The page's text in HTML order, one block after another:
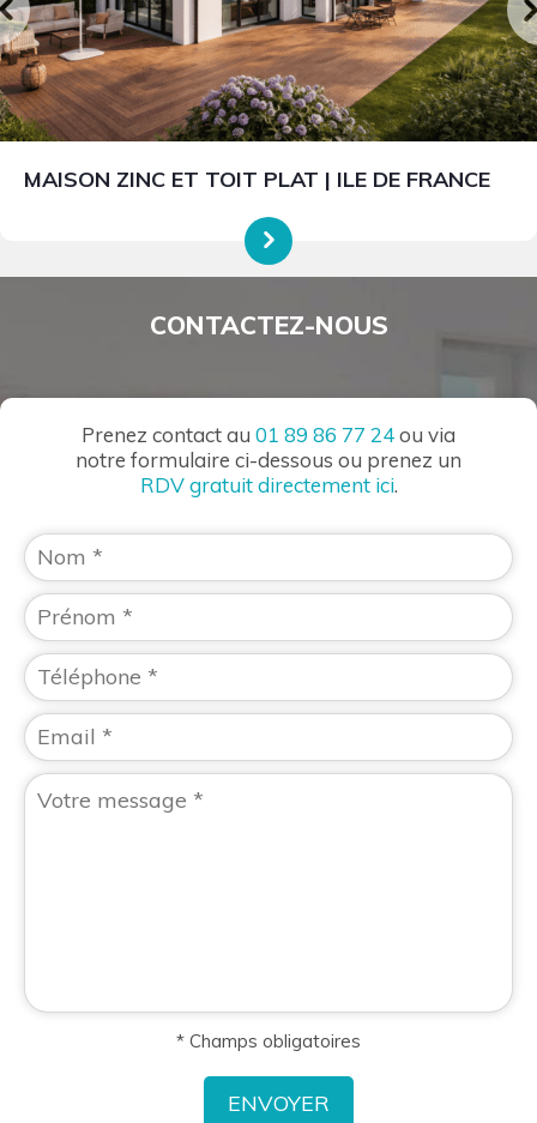
MAISON ZINC ET TOIT PLAT | ILE DE FRANCE
CONTACTEZ-NOUS
Prenez contact au 01 89 86 77 24ou via
notre formulaire ci-dessous ou prenez un
RDV gratuit directement ici.
* Champs obligatoires